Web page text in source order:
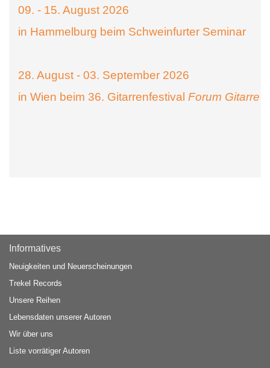
09. - 15. August 2026
in Hammelburg beim Schweinfurter Seminar
28. August - 03. September 2026
in Wien beim 36. Gitarrenfestival Forum Gitarre
Informatives
Neuigkeiten und Neuerscheinungen
Trekel Records
Unsere Reihen
Lebensdaten unserer Autoren
Wir über uns
Liste vorrätiger Autoren